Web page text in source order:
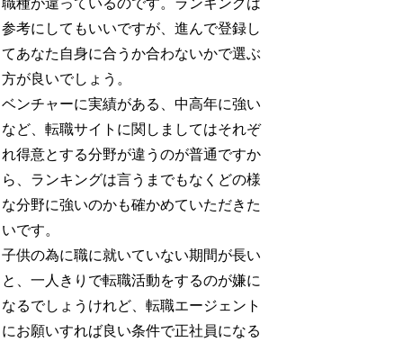
参考にしてもいいですが、進んで登録し
てあなた自身に合うか合わないかで選ぶ
方が良いでしょう。
ベンチャーに実績がある、中高年に強い
など、転職サイトに関しましてはそれぞ
れ得意とする分野が違うのが普通ですか
ら、ランキングは言うまでもなくどの様
な分野に強いのかも確かめていただきた
いです。
子供の為に職に就いていない期間が長い
と、一人きりで転職活動をするのが嫌に
なるでしょうけれど、転職エージェント
にお願いすれば良い条件で正社員になる